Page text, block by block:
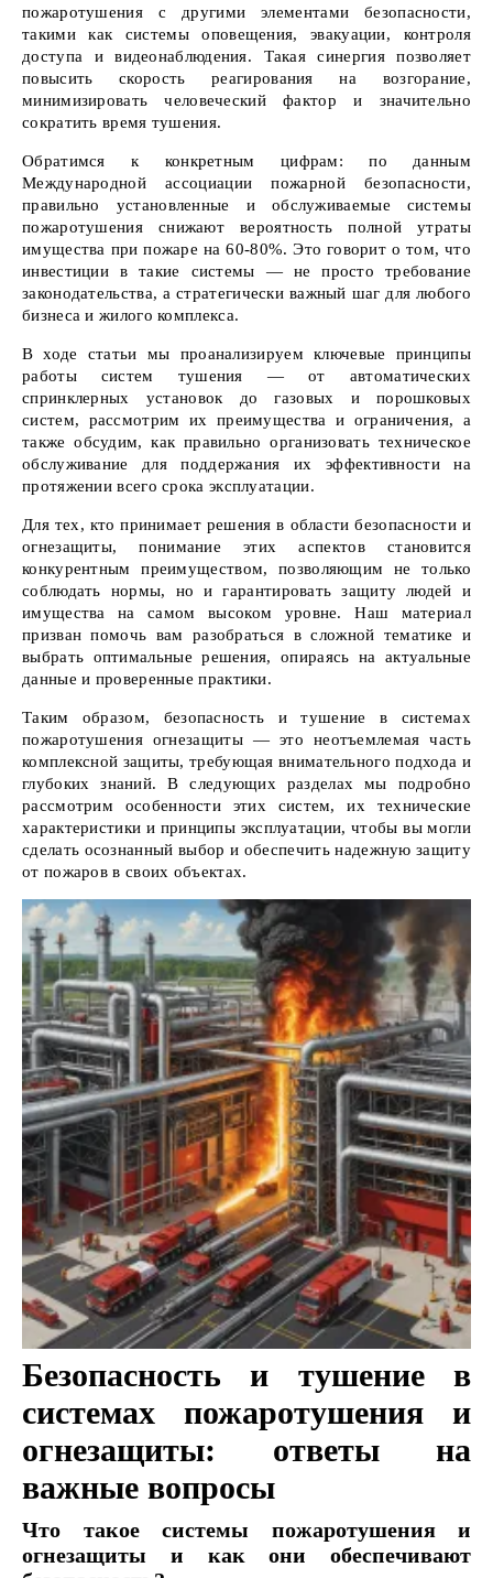
пожаротушения с другими элементами безопасности,
такими как системы оповещения, эвакуации, контроля
доступа и видеонаблюдения. Такая синергия позволяет
повысить скорость реагирования на возгорание,
минимизировать человеческий фактор и значительно
сократить время тушения.
Обратимся к конкретным цифрам: по данным
Международной ассоциации пожарной безопасности,
правильно установленные и обслуживаемые системы
пожаротушения снижают вероятность полной утраты
имущества при пожаре на 60-80%. Это говорит о том, что
инвестиции в такие системы — не просто требование
законодательства, а стратегически важный шаг для любого
бизнеса и жилого комплекса.
В ходе статьи мы проанализируем ключевые принципы
работы систем тушения — от автоматических
спринклерных установок до газовых и порошковых
систем, рассмотрим их преимущества и ограничения, а
также обсудим, как правильно организовать техническое
обслуживание для поддержания их эффективности на
протяжении всего срока эксплуатации.
Для тех, кто принимает решения в области безопасности и
огнезащиты, понимание этих аспектов становится
конкурентным преимуществом, позволяющим не только
соблюдать нормы, но и гарантировать защиту людей и
имущества на самом высоком уровне. Наш материал
призван помочь вам разобраться в сложной тематике и
выбрать оптимальные решения, опираясь на актуальные
данные и проверенные практики.
Таким образом, безопасность и тушение в системах
пожаротушения огнезащиты — это неотъемлемая часть
комплексной защиты, требующая внимательного подхода и
глубоких знаний. В следующих разделах мы подробно
рассмотрим особенности этих систем, их технические
характеристики и принципы эксплуатации, чтобы вы могли
сделать осознанный выбор и обеспечить надежную защиту
от пожаров в своих объектах.
Безопасность и тушение в
системах пожаротушения и
огнезащиты: ответы на
важные вопросы
Что такое системы пожаротушения и
огнезащиты и как они обеспечивают